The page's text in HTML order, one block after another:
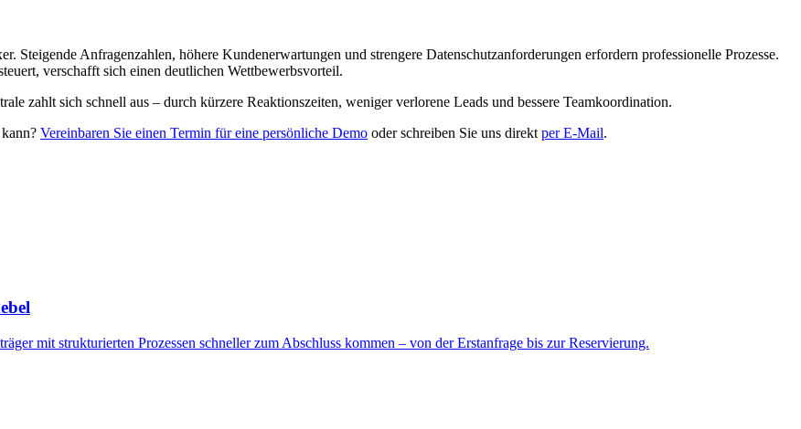
Anfragenzahlen, höhere Kundenerwartungen und strengere Datenschutzanforderungen erfordern professionelle Prozesse.
verschafft sich einen deutlichen Wettbewerbsvorteil.
zahlt sich schnell aus – durch kürzere Reaktionszeiten, weniger verlorene Leads und bessere Teamkoordination.
Vereinbaren Sie einen Termin für eine persönliche Demo oder schreiben Sie uns direkt per E-Mail.
mit strukturierten Prozessen schneller zum Abschluss kommen – von der Erstanfrage bis zur Reservierung.